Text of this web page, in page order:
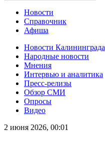
Новости
Справочник
Афиша
Новости Калининграда
Народные новости
Мнения
Интервью и аналитика
Пресс-релизы
Обзор СМИ
Опросы
Видео
2 июня 2026, 00:01